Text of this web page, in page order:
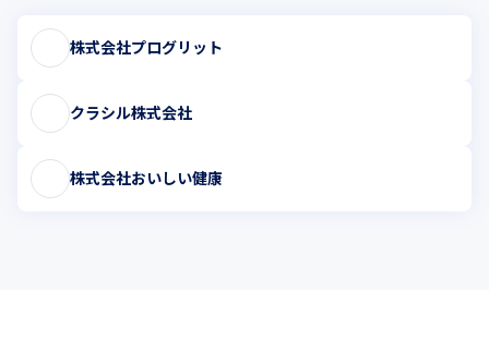
株式会社プログリット
クラシル株式会社
株式会社おいしい健康